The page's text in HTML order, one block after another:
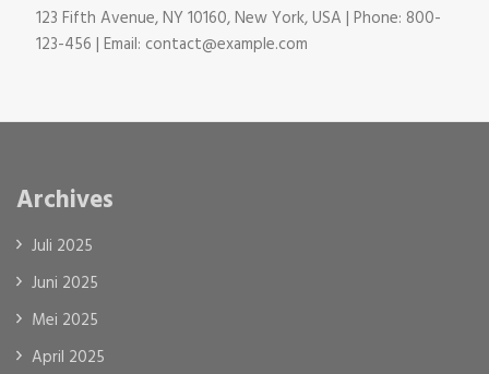
123 Fifth Avenue, NY 10160, New York, USA | Phone: 800-
123-456 | Email: contact@example.com
Archives
Juli 2025
Juni 2025
Mei 2025
April 2025